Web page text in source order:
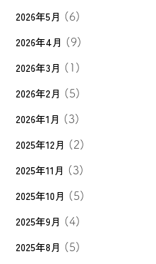
2026年5月 (6)
2026年4月 (9)
2026年3月 (1)
2026年2月 (5)
2026年1月 (3)
2025年12月 (2)
2025年11月 (3)
2025年10月 (5)
2025年9月 (4)
2025年8月 (5)